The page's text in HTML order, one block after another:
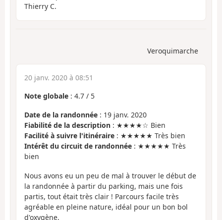
Thierry C.
Veroquimarche
20 janv. 2020 à 08:51
Note globale : 4.7 / 5
Date de la randonnée : 19 janv. 2020
Fiabilité de la description : ★★★★☆ Bien
Facilité à suivre l'itinéraire : ★★★★★ Très bien
Intérêt du circuit de randonnée : ★★★★★ Très
bien
Nous avons eu un peu de mal à trouver le début de
la randonnée à partir du parking, mais une fois
partis, tout était très clair ! Parcours facile très
agréable en pleine nature, idéal pour un bon bol
d'oxygène.